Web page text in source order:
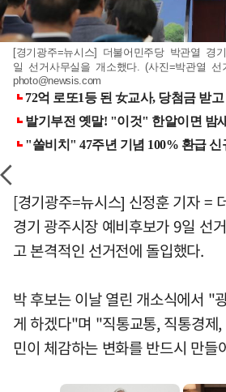
[경기광주=뉴시스] 더불어민주당 박관열 경
일 선거사무실을 개소했다. (사진=박관열 선
photo@newsis.com
[경기광주=뉴시스] 신정훈 기자 =
경기 광주시장 예비후보가 9일 선
고 본격적인 선거전에 돌입했다.
박 후보는 이날 열린 개소식에서 "
게 하겠다"며 "직통교통, 직통경제
민이 체감하는 변화를 반드시 만들